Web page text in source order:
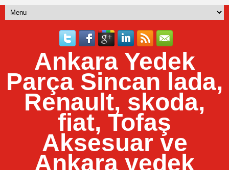
Ankara Yedek
Parça Sincan lada,
Renault, skoda,
fiat, Tofaş
Aksesuar ve
Ankara yedek